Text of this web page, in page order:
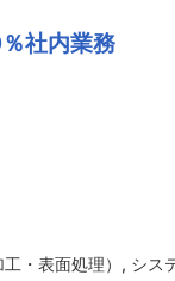
社内業務
・表面処理） , シス